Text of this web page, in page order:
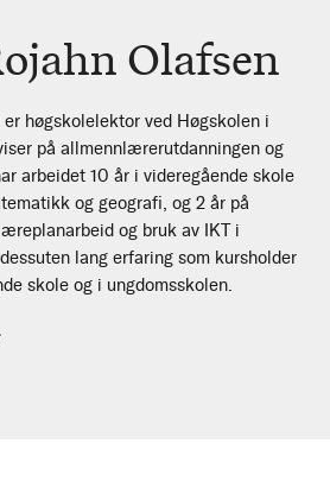
Olafsen
høgskolelektor ved Høgskolen i
på allmennlærerutdanningen og
arbeidet 10 år i videregående skole
og geografi, og 2 år på
og bruk av IKT i
lang erfaring som kursholder
skole og i ungdomsskolen.